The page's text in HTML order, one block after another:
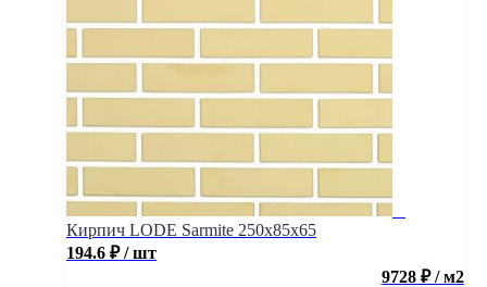
Кирпич LODE Sarmite 250x85x65
194.6 ₽ / шт
9728 ₽ / м2